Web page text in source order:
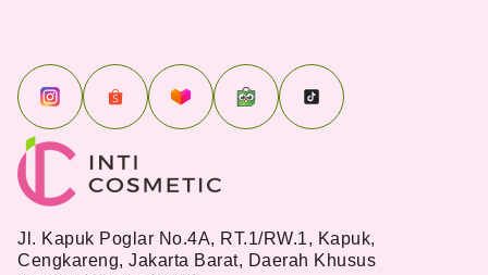
Jl. Kapuk Poglar No.4A, RT.1/RW.1, Kapuk,
Cengkareng, Jakarta Barat, Daerah Khusus